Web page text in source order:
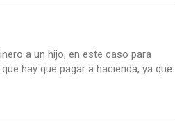
a un hijo, en este caso para
hay que pagar a hacienda, ya que